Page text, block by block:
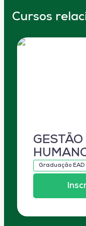
Cursos
Graduação EAD